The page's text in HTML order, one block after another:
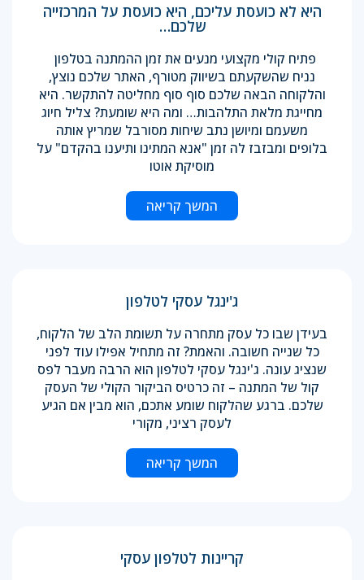
היא לא כועסת עליכם, היא כועסת על המרכזייה
שלכם…
פתיח קולי מקצועי מנעים את זמן ההמתנה בטלפון
נניח שהשקעתם בשיווק מטורף, האתר שלכם נוצץ,
והלקוחה הבאה שלכם סוף סוף מחליטה להתקשר. היא
מחייגת מלאת התלהבות… ומה היא שומעת? צליל חיוג
משעמם ומיושן נתב שיחות מסורבל שמריץ אותה
בלופים ומבזבז לה זמן "אנא המתינו ותיענו בהקדם" על
מוסיקת אוטו
המשך קריאה
ג'ינגל עסקי לטלפון
בעידן שבו כל עסק מתחרה על תשומת הלב של הלקוח,
כל שנייה חשובה. והאמת? זה מתחיל אפילו עוד לפני
שנציג עונה. ג'ינגל עסקי לטלפון הוא הרבה מעבר לפס
קול של המתנה – זה כרטיס הביקור הקולי של העסק
שלכם. ברגע שהלקוח שומע אתכם, הוא מבין אם הגיע
לעסק רציני, מקורי
המשך קריאה
קריינות לטלפון עסקי